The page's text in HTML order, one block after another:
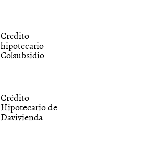
Credito
hipotecario
Colsubsidio
Crédito
Hipotecario de
Davivienda